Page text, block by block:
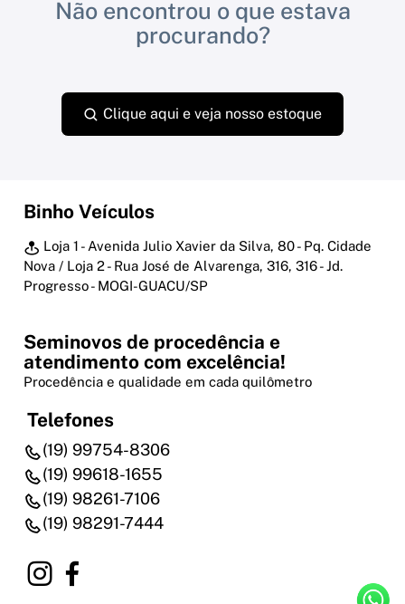
Não encontrou o que estava
procurando?
Clique aqui e veja nosso estoque
Binho Veículos
Loja 1 - Avenida Julio Xavier da Silva, 80 - Pq. Cidade
Nova / Loja 2 - Rua José de Alvarenga, 316, 316 - Jd.
Progresso - MOGI-GUACU/SP
Seminovos de procedência e
atendimento com excelência!
Procedência e qualidade em cada quilômetro
Telefones
(19) 99754-8306
(19) 99618-1655
(19) 98261-7106
(19) 98291-7444